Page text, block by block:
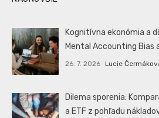
Kognitívna ekonómia a
Mental Accounting Bias
26. 7. 2026 Lucie
Dilema sporenia:
a ETF z pohľadu